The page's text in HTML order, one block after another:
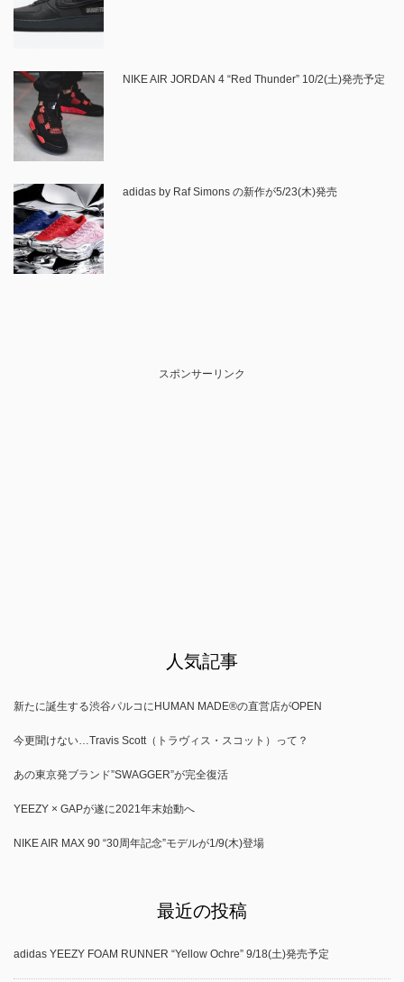
NIKE AIR JORDAN 4 “Red Thunder” 10/2(土)発売予定
adidas by Raf Simons の新作が5/23(木)発売
スポンサーリンク
人気記事
新たに誕生する渋谷パルコにHUMAN MADE®の直営店がOPEN
今更聞けない…Travis Scott（トラヴィス・スコット）って？
あの東京発ブランド”SWAGGER”が完全復活
YEEZY × GAPが遂に2021年末始動へ
NIKE AIR MAX 90 “30周年記念”モデルが1/9(木)登場
最近の投稿
adidas YEEZY FOAM RUNNER “Yellow Ochre” 9/18(土)発売予定